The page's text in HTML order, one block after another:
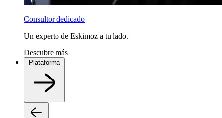
Consultor dedicado
Un experto de Eskimoz a tu lado.
Descubre más
Plataforma